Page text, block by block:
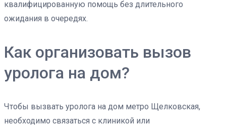
квалифицированную помощь без длительного
ожидания в очередях.
Как организовать вызов
уролога на дом?
Чтобы вызвать уролога на дом метро Щелковская,
необходимо связаться с клиникой или